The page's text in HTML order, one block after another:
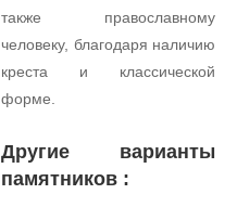
также православному
человеку, благодаря наличию
креста и классической
форме.
Другие варианты
памятников :